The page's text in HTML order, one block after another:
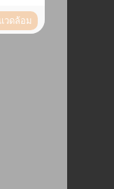
วดล้อม